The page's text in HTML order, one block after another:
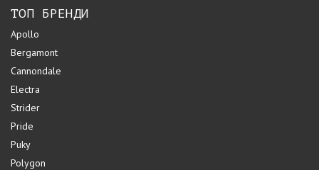
ТОП БРЕНДИ
Apollo
Bergamont
Cannondale
Electra
Strider
Pride
Puky
Polygon